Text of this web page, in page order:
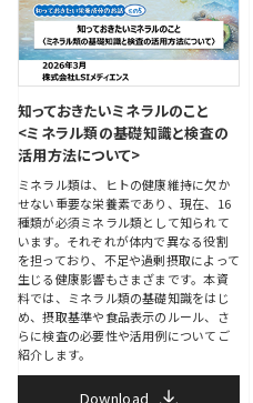
知っておきたいミネラルのこと
<ミネラル類の基礎知識と検査の
活用方法について>
ミネラル類は、ヒトの健康維持に欠か
せない重要な栄養素であり、現在、16
種類が必須ミネラル類として知られて
います。それぞれが体内で異なる役割
を担っており、不足や過剰摂取によって
生じる健康影響もさまざまです。本資
料では、ミネラル類の基礎知識をはじ
め、摂取基準や食品表示のルール、さ
らに検査の必要性や活用例についてご
紹介します。
Download